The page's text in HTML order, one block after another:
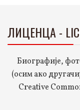
ЛИЦЕНЦА -
Биографије,
(осим ако
Creative